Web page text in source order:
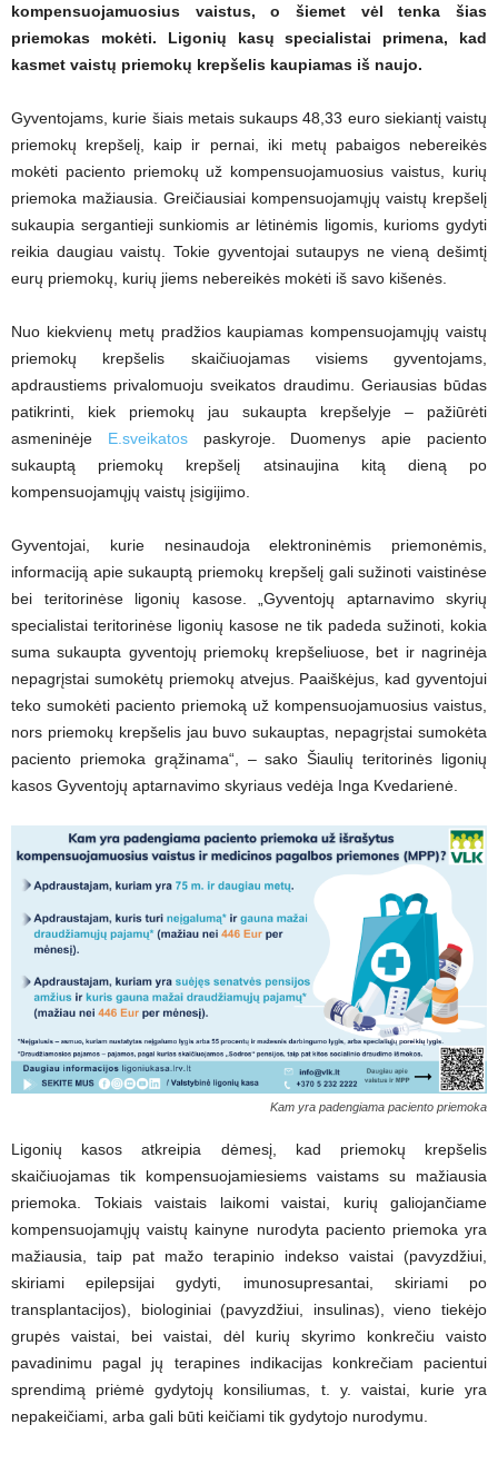
kompensuojamuosius vaistus, o šiemet vėl tenka šias
priemokas mokėti. Ligonių kasų specialistai primena, kad
kasmet vaistų priemokų krepšelis kaupiamas iš naujo.
Gyventojams, kurie šiais metais sukaups 48,33 euro siekiantį vaistų
priemokų krepšelį, kaip ir pernai, iki metų pabaigos nebereikės
mokėti paciento priemokų už kompensuojamuosius vaistus, kurių
priemoka mažiausia. Greičiausiai kompensuojamųjų vaistų krepšelį
sukaupia sergantieji sunkiomis ar lėtinėmis ligomis, kurioms gydyti
reikia daugiau vaistų. Tokie gyventojai sutaupys ne vieną dešimtį
eurų priemokų, kurių jiems nebereikės mokėti iš savo kišenės.
Nuo kiekvienų metų pradžios kaupiamas kompensuojamųjų vaistų
priemokų krepšelis skaičiuojamas visiems gyventojams,
apdraustiems privalomuoju sveikatos draudimu. Geriausias būdas
patikrinti, kiek priemokų jau sukaupta krepšelyje – pažiūrėti
asmeninėje E.sveikatospaskyroje. Duomenys apie paciento
sukauptą priemokų krepšelį atsinaujina kitą dieną po
kompensuojamųjų vaistų įsigijimo.
Gyventojai, kurie nesinaudoja elektroninėmis priemonėmis,
informaciją apie sukauptą priemokų krepšelį gali sužinoti vaistinėse
bei teritorinėse ligonių kasose. „Gyventojų aptarnavimo skyrių
specialistai teritorinėse ligonių kasose ne tik padeda sužinoti, kokia
suma sukaupta gyventojų priemokų krepšeliuose, bet ir nagrinėja
nepagrįstai sumokėtų priemokų atvejus. Paaiškėjus, kad gyventojui
teko sumokėti paciento priemoką už kompensuojamuosius vaistus,
nors priemokų krepšelis jau buvo sukauptas, nepagrįstai sumokėta
paciento priemoka grąžinama“, – sako Šiaulių teritorinės ligonių
kasos Gyventojų aptarnavimo skyriaus vedėja Inga Kvedarienė.
Kam yra padengiama paciento priemoka
Ligonių kasos atkreipia dėmesį, kad priemokų krepšelis
skaičiuojamas tik kompensuojamiesiems vaistams su mažiausia
priemoka. Tokiais vaistais laikomi vaistai, kurių galiojančiame
kompensuojamųjų vaistų kainyne nurodyta paciento priemoka yra
mažiausia, taip pat mažo terapinio indekso vaistai (pavyzdžiui,
skiriami epilepsijai gydyti, imunosupresantai, skiriami po
transplantacijos), biologiniai (pavyzdžiui, insulinas), vieno tiekėjo
grupės vaistai, bei vaistai, dėl kurių skyrimo konkrečiu vaisto
pavadinimu pagal jų terapines indikacijas konkrečiam pacientui
sprendimą priėmė gydytojų konsiliumas, t. y. vaistai, kurie yra
nepakeičiami, arba gali būti keičiami tik gydytojo nurodymu.